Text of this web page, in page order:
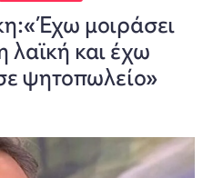
μοιράσει
λαϊκή και έχω
ψητοπωλείο»